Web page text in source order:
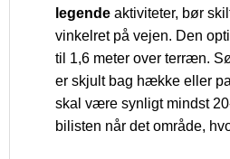
legende aktiviteter, bør
vinkelret på vejen. Den
til 1,6 meter over terræn.
er skjult bag hække eller
skal være synligt mindst
bilisten når det område,